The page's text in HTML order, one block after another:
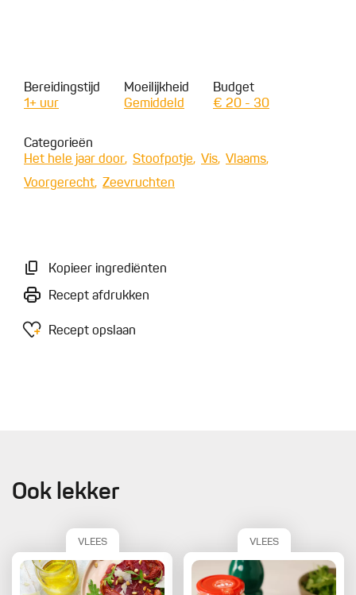
Bereidingstijd
1+ uur
Moeilijkheid
Gemiddeld
Budget
€ 20 - 30
Categorieën
Het hele jaar door
Stoofpotje Vis
Vlaams
Voorgerecht
Zeevruchten
Kopieer ingrediënten
Recept afdrukken
Recept opslaan
Ook lekker
VLEES VLEES